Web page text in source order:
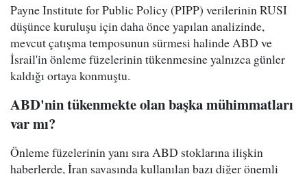
Payne Institute for Public Policy (PIPP) verilerinin RUSI
düşünce kuruluşu için daha önce yapılan analizinde,
mevcut çatışma temposunun sürmesi halinde ABD ve
İsrail'in önleme füzelerinin tükenmesine yalnızca günler
kaldığı ortaya konmuştu.
ABD'nin tükenmekte olan başka mühimmatları
var mı?
Önleme füzelerinin yanı sıra ABD stoklarına ilişkin
haberlerde, İran savaşında kullanılan bazı diğer önemli